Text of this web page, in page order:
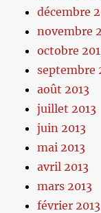
décembre
novembre
octobre
septembre
août 2013
juillet 2013
juin 2013
mai 2013
avril 2013
mars 2013
février 2013